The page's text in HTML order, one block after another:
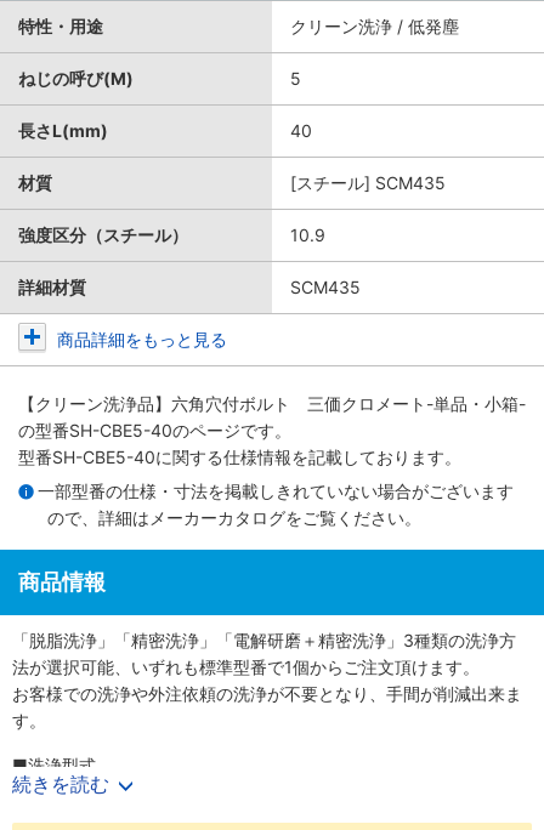
特性・用途 クリーン洗浄 / 低発塵
ねじの呼び(M) 5
長さL(mm) 40
材質 [スチール] SCM435
強度区分（スチール） 10.9
詳細材質 SCM435
商品詳細をもっと見る
【クリーン洗浄品】六角穴付ボルト 三価クロメート-単品・小箱-
の型番SH-CBE5-40のページです。
型番SH-CBE5-40に関する仕様情報を記載しております。
一部型番の仕様・寸法を掲載しきれていない場合がございます
ので、詳細は メーカーカタログをご覧ください。
商品情報
「脱脂洗浄」「精密洗浄」「電解研磨＋精密洗浄」3種類の洗浄方
法が選択可能、いずれも標準型番で1個からご注文頂けます。
お客様での洗浄や外注依頼の洗浄が不要となり、手間が削減出来ま
す。
■洗浄型式
・脱脂洗浄（防錆1重梱包）
・精密洗浄（脱気2重梱包）
：型番SH-□□
続きを読む